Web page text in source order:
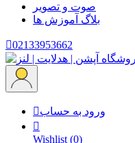
صوت و تصویر
بلاگ آموزش ها
02133953662
ورود به حساب

Wishlist (0)